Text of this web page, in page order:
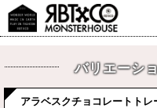
バリエーシ
アラベスクチョコレートトレ